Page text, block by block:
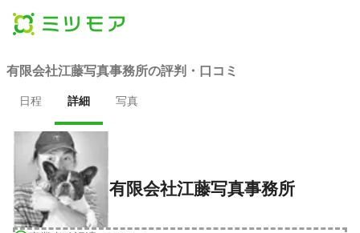
有限会社江藤写真事務所の評判・口コミ
日程 詳細 写真
有限会社江藤写真事務所